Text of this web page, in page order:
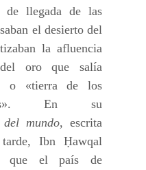
llegada de las
el desierto del
la afluencia
oro que salía
o «tierra de los
En su
del mundo, escrita
Ibn Ḥawqal
que el país de